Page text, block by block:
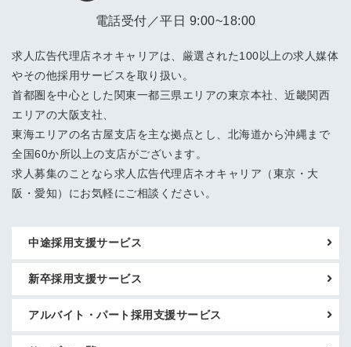
電話受付／平日 9:00~18:00
求人広告代理店ネオキャリアは、厳選された100以上の求人媒体
やその他採用サービスを取り扱い。
首都圏を中心とした関東一都三県エリアの東京本社、近畿関西
エリアの大阪支社、
東海エリアの名古屋支店を主な拠点とし、北海道から沖縄まで
全国60か所以上の支店がございます。
求人募集のことなら求人広告代理店ネオキャリア（東京・大
阪・愛知）にお気軽にご相談ください。
中途採用支援サービス
新卒採用支援サービス
アルバイト・パート採用支援サービス